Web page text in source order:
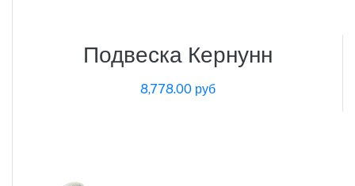
Подвеска Кернунн
8,778.00 руб